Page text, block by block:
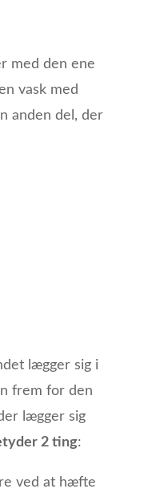
med den ene
vask med
anden del, der
lægger sig i
frem for den
lægger sig
2 ting:
ved at hæfte